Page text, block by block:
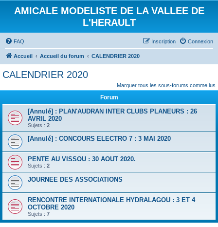
AMICALE MODELISTE DE LA VALLEE DE
L'HERAULT
FAQ Connexion
Inscription
Accueil Accueil du forum CALENDRIER 2020
CALENDRIER 2020
Marquer tous les sous-forums comme lus
Forum
[Annulé] : PLAN'AUDRAN INTER CLUBS PLANEURS : 26
AVRIL 2020
Sujets : 2
[Annulé] : CONCOURS ELECTRO 7 : 3 MAI 2020
PENTE AU VISSOU : 30 AOUT 2020.
Sujets : 2
JOURNEE DES ASSOCIATIONS
RENCONTRE INTERNATIONALE HYDRALAGOU : 3 ET 4
OCTOBRE 2020
Sujets : 7